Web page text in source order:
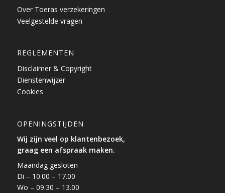
Over Toeras verzekeringen
Veelgestelde vragen
REGLEMENTEN
Disclaimer & Copyright
Dienstenwijzer
Cookies
OPENINGSTIJDEN
Wij zijn veel op klantenbezoek,
graag een afspraak maken.
Maandag gesloten
Di – 10.00 – 17.00
Wo – 09.30 – 13.00